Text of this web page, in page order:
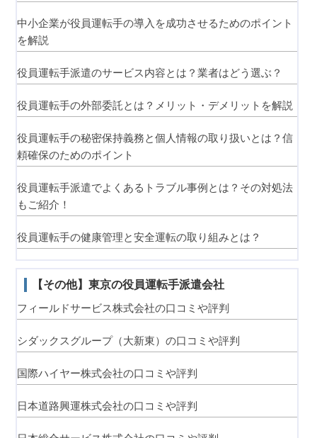
中小企業が役員運転手の導入を成功させるためのポイント
を解説
役員運転手派遣のサービス内容とは？業者はどう選ぶ？
役員運転手の外部委託とは？メリット・デメリットを解説
役員運転手の秘密保持義務と個人情報の取り扱いとは？信
頼確保のためのポイント
役員運転手派遣でよくあるトラブル事例とは？その対処法
もご紹介！
役員運転手の健康管理と安全運転の取り組みとは？
【その他】東京の役員運転手派遣会社
フィールドサービス株式会社の口コミや評判
シダックスグループ（大新東）の口コミや評判
国際ハイヤー株式会社の口コミや評判
日本道路興運株式会社の口コミや評判